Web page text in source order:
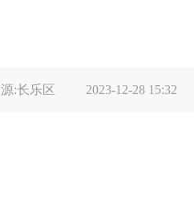
:长乐区 2023-12-28 15:32